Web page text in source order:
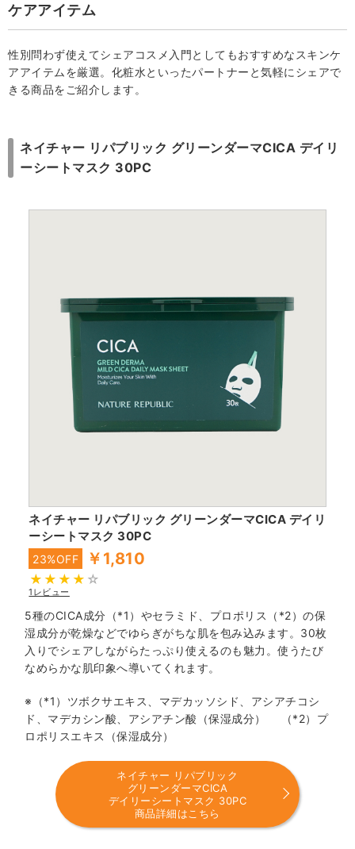
ケアアイテム
性別問わず使えてシェアコスメ入門としてもおすすめなスキンケ
アアイテムを厳選。化粧水といったパートナーと気軽にシェアで
きる商品をご紹介します。
ネイチャー リパブリック グリーンダーマCICA デイリ
ーシートマスク 30PC
ネイチャー リパブリック グリーンダーマCICA デイリ
ーシートマスク 30PC
23%OFF ￥1,810
1レビュー
5種のCICA成分（*1）やセラミド、プロポリス（*2）の保
湿成分が乾燥などでゆらぎがちな肌を包み込みます。30枚
入りでシェアしながらたっぷり使えるのも魅力。使うたび
なめらかな肌印象へ導いてくれます。
※（*1）ツボクサエキス、マデカッソシド、アシアチコシ
ド、マデカシン酸、アシアチン酸（保湿成分） （*2）プ
ロポリスエキス（保湿成分）
ネイチャー リパブリック
グリーンダーマCICA
デイリーシートマスク 30PC
商品詳細はこちら